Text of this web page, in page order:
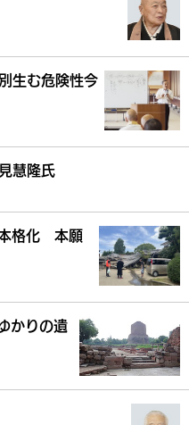
生む危険性今
慧隆氏
格化 本願
かりの遺